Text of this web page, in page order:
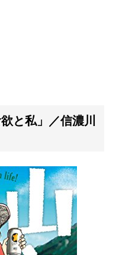
と私」／信濃川